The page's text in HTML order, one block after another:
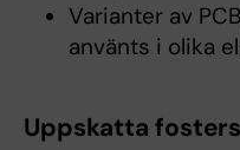
Varianter av
använts i olika
Uppskatta